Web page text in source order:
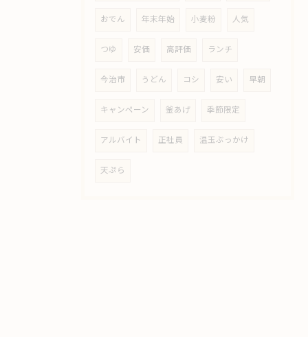
おでん 年末年始 小麦粉 人気
つゆ 安価 高評価 ランチ
今治市 うどん コシ 安い 早朝
キャンペーン 釜あげ 季節限定
アルバイト 正社員 温玉ぶっかけ
天ぷら